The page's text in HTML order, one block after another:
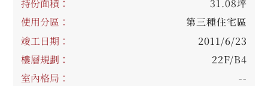
持份面積：
31.08坪
使用分區：
第三種住宅區
竣工日期：
2011/6/23
樓層規劃：
22F/B4
室內格局：
--